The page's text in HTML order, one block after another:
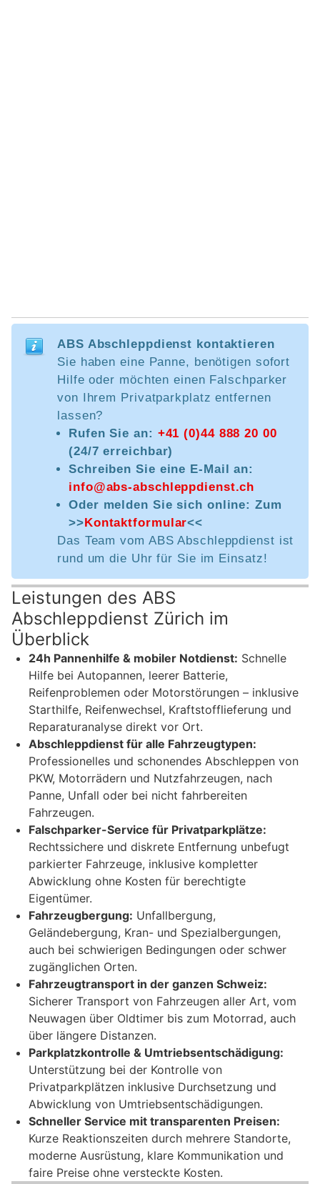
ABS Abschleppdienst kontaktieren
Sie haben eine Panne, benötigen sofort
Hilfe oder möchten einen Falschparker
von Ihrem Privatparkplatz entfernen
lassen?
Rufen Sie an: +41 (0)44 888 20 00
(24/7 erreichbar)
Schreiben Sie eine E-Mail an:
info@abs-abschleppdienst.ch
Oder melden Sie sich online: Zum
>>Kontaktformular<<
Das Team vom ABS Abschleppdienst ist
rund um die Uhr für Sie im Einsatz!
Leistungen des ABS
Abschleppdienst Zürich im
Überblick
24h Pannenhilfe & mobiler Notdienst: Schnelle
Hilfe bei Autopannen, leerer Batterie,
Reifenproblemen oder Motorstörungen – inklusive
Starthilfe, Reifenwechsel, Kraftstofflieferung und
Reparaturanalyse direkt vor Ort.
Abschleppdienst für alle Fahrzeugtypen:
Professionelles und schonendes Abschleppen von
PKW, Motorrädern und Nutzfahrzeugen, nach
Panne, Unfall oder bei nicht fahrbereiten
Fahrzeugen.
Falschparker-Service für Privatparkplätze:
Rechtssichere und diskrete Entfernung unbefugt
parkierter Fahrzeuge, inklusive kompletter
Abwicklung ohne Kosten für berechtigte
Eigentümer.
Fahrzeugbergung: Unfallbergung,
Geländebergung, Kran- und Spezialbergungen,
auch bei schwierigen Bedingungen oder schwer
zugänglichen Orten.
Fahrzeugtransport in der ganzen Schweiz:
Sicherer Transport von Fahrzeugen aller Art, vom
Neuwagen über Oldtimer bis zum Motorrad, auch
über längere Distanzen.
Parkplatzkontrolle & Umtriebsentschädigung:
Unterstützung bei der Kontrolle von
Privatparkplätzen inklusive Durchsetzung und
Abwicklung von Umtriebsentschädigungen.
Schneller Service mit transparenten Preisen:
Kurze Reaktionszeiten durch mehrere Standorte,
moderne Ausrüstung, klare Kommunikation und
faire Preise ohne versteckte Kosten.